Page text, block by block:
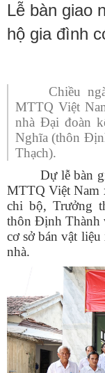
Lễ bàn giao
hộ gia đình
Chiều
MTTQ Việt
nhà Đại đoàn
Nghĩa (thôn
Thạch).
Dự lễ bàn
MTTQ Việt Nam
chi bộ, Trưởng
thôn Định Thành
cơ sở bán vật
nhà.